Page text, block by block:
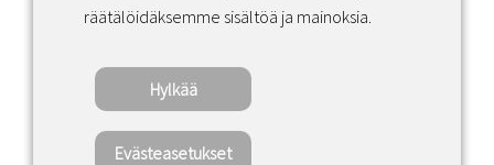
Copyright ©2022 · Valaisin Grönlund – All
Rights Reserved
räätälöidäksemme sisältöä ja mainoksia.
Hylkää
Evästeasetukset